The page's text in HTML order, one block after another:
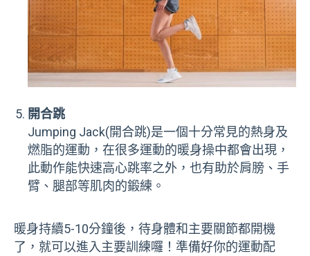
開合跳
Jumping Jack(開合跳)是一個十分常見的熱身及
燃脂的運動，在很多運動的暖身操中都會出現，
此動作能快速高心跳率之外，也有助於肩膀、手
臂、腿部等肌肉的鍛練。
暖身持續5-10分鐘後，待身體和主要關節都開機
了，就可以進入主要訓練囉！準備好你的運動配